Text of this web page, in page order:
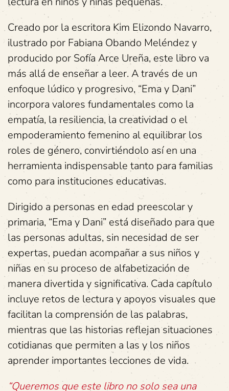
Creado por la escritora Kim Elizondo Navarro,
ilustrado por Fabiana Obando Meléndez y
producido por Sofía Arce Ureña, este libro va
más allá de enseñar a leer. A través de un
enfoque lúdico y progresivo, “Ema y Dani”
incorpora valores fundamentales como la
empatía, la resiliencia, la creatividad o el
empoderamiento femenino al equilibrar los
roles de género, convirtiéndolo así en una
herramienta indispensable tanto para familias
como para instituciones educativas.
Dirigido a personas en edad preescolar y
primaria, “Ema y Dani” está diseñado para que
las personas adultas, sin necesidad de ser
expertas, puedan acompañar a sus niños y
niñas en su proceso de alfabetización de
manera divertida y significativa. Cada capítulo
incluye retos de lectura y apoyos visuales que
facilitan la comprensión de las palabras,
mientras que las historias reflejan situaciones
cotidianas que permiten a las y los niños
aprender importantes lecciones de vida.
“Queremos que este libro no solo sea una